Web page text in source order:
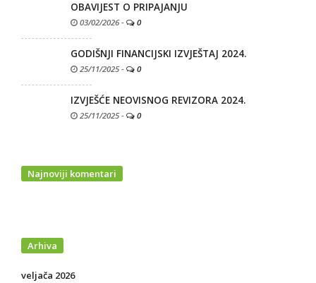
OBAVIJEST O PRIPAJANJU
03/02/2026- 0
GODIŠNJI FINANCIJSKI IZVJEŠTAJ 2024.
25/11/2025 - 0
IZVJEŠĆE NEOVISNOG REVIZORA 2024.
25/11/2025 - 0
Najnoviji komentari
Arhiva
veljača 2026